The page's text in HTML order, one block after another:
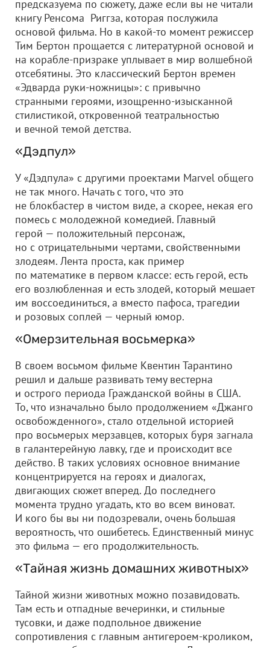
предсказуема по сюжету, даже если вы не читали
книгу Ренсома Риггза, которая послужила
основой фильма. Но в какой-то момент режиссер
Тим Бертон прощается с литературной основой и
на корабле-призраке уплывает в мир волшебной
отсебятины. Это классический Бертон времен
«Эдварда руки-ножницы»: с привычно
странными героями, изощренно-изысканной
стилистикой, откровенной театральностью
и вечной темой детства.
«Дэдпул»
У «Дэдпула» с другими проектами Marvel общего
не так много. Начать с того, что это
не блокбастер в чистом виде, а скорее, некая его
помесь с молодежной комедией. Главный
герой — положительный персонаж,
но с отрицательными чертами, свойственными
злодеям. Лента проста, как пример
по математике в первом классе: есть герой, есть
его возлюбленная и есть злодей, который мешает
им воссоединиться, а вместо пафоса, трагедии
и розовых соплей — черный юмор.
«Омерзительная восьмерка»
В своем восьмом фильме Квентин Тарантино
решил и дальше развивать тему вестерна
и острого периода Гражданской войны в США.
То, что изначально было продолжением «Джанго
освобожденного», стало отдельной историей
про восьмерых мерзавцев, которых буря загнала
в галантерейную лавку, где и происходит все
действо. В таких условиях основное внимание
концентрируется на героях и диалогах,
двигающих сюжет вперед. До последнего
момента трудно угадать, кто во всем виноват.
И кого бы вы ни подозревали, очень большая
вероятность, что ошибетесь. Единственный минус
это фильма — его продолжительность.
«Тайная жизнь домашних животных»
Тайной жизни животных можно позавидовать.
Там есть и отпадные вечеринки, и стильные
тусовки, и даже подпольное движение
сопротивления с главным антигероем-кроликом,